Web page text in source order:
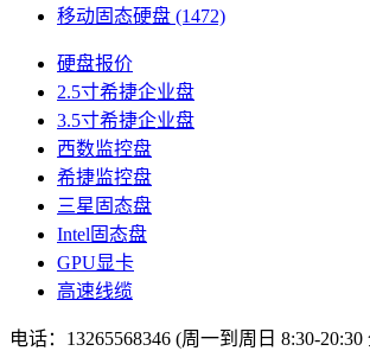
移动固态硬盘 (1472)
硬盘报价
2.5寸希捷企业盘
3.5寸希捷企业盘
西数监控盘
希捷监控盘
三星固态盘
Intel固态盘
GPU显卡
高速线缆
电话：13265568346 (周一到周日 8:30-